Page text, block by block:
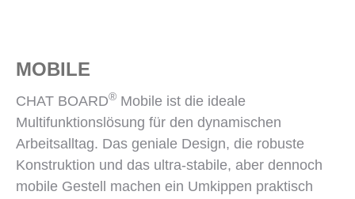
MOBILE
CHAT BOARD® Mobile ist die ideale
Multifunktionslösung für den dynamischen
Arbeitsalltag. Das geniale Design, die robuste
Konstruktion und das ultra-stabile, aber dennoch
mobile Gestell machen ein Umkippen praktisch